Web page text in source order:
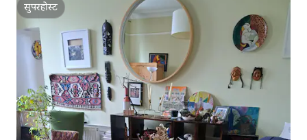
सुपरहोस्ट
सुपरहोस्ट